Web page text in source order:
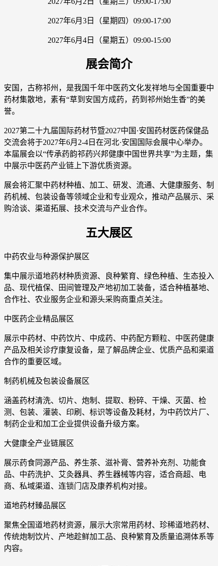
2027年6月3日（星期四）09:00-17:00
2027年6月4日（星期五）09:00-15:00
展会简介
安国，古称祁州，是我国千年中医药文化发祥地与全国重要中
药材集散地，素有“草到安国方成药，药到祁州始生香”的美
誉。
2027第二十九届国际药材节暨2027中国·安国药材医药保健品
交流会将于2027年6月2-4日在河北·安国国际会展中心举办。
本届展会以“传承药韵祁药兴邦健康中国世界共享”为主题，集
中展示中医药产业链上下游优质资源。
展会将汇聚中药材种植、加工、研发、流通、大健康服务、制
药机械、包装设备等领域企业和专业观众，推动产品展示、采
购洽谈、渠道拓展、技术交流与产业合作。
五大展区
中药农业与种源保护展区
集中展示道地药材种质资源、良种繁育、绿色种植、生态投入
品、现代植保、田间管理及产地初加工装备，适合种植基地、
合作社、农业服务企业和源头采购商重点关注。
中医药企业精品展区
展示中药材、中药饮片、中成药、中药配方颗粒、中医药健康
产品及相关诊疗康复设备，是了解品牌企业、优质产品和渠道
合作的重要区域。
制药机械及包装设备展区
涵盖药材清洗、切片、炮制、提取、粉碎、干燥、灭菌、检
测、包装、灌装、印刷、标识等设备及耗材，为中药饮片厂、
制药企业和加工企业提供设备升级方案。
大健康全产业链展区
展示药食同源产品、养生茶、滋补膏、营养补充剂、功能食
品、中药洗护、艾灸器具、养生器械等内容，适合商超、电
商、私域渠道、连锁门店及康养机构对接。
道地药材臻品展区
聚焦全国道地药材资源，展示大宗常用药材、珍稀道地药材、
传统炮制饮片、产地趁鲜加工品、良种繁育及质量追溯体系等
内容。